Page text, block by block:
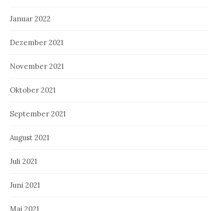
Januar 2022
Dezember 2021
November 2021
Oktober 2021
September 2021
August 2021
Juli 2021
Juni 2021
Mai 2021